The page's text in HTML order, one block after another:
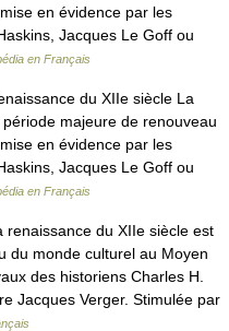
en évidence par les
Jacques Le Goff ou
en Français
du XIIe siècle La
majeure de renouveau
en évidence par les
Jacques Le Goff ou
en Français
du XIIe siècle est
du monde culturel au Moyen
des historiens Charles H.
Jacques Verger. Stimulée par